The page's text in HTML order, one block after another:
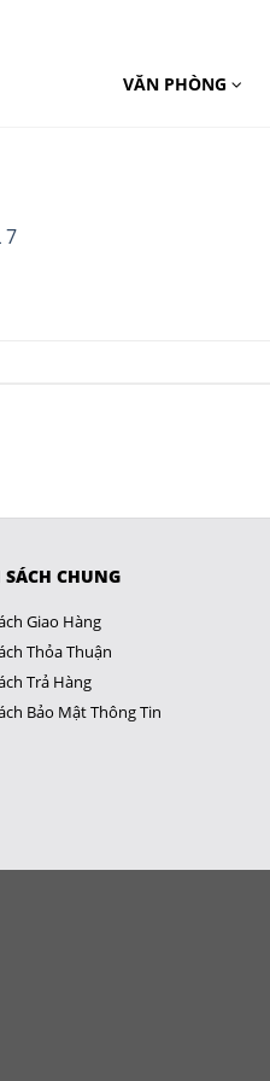
VĂN PHÒNG
7
CHUNG
Giao Hàng
Thỏa Thuận
Trả Hàng
Bảo Mật Thông Tin